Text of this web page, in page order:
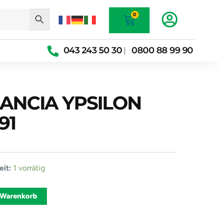
0
Warenkorb
043 243 50 30| 0800 88 99 90
YPSILON
1 vorrätig